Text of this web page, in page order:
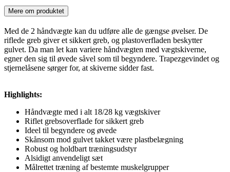
Mere om produktet
Med de 2 håndvægte kan du udføre alle de gængse øvelser. De
riflede greb giver et sikkert greb, og plastoverfladen beskytter
gulvet. Da man let kan variere håndvægten med vægtskiverne,
egner den sig til øvede såvel som til begyndere. Trapezgevindet og
stjernelåsene sørger for, at skiverne sidder fast.
Highlights:
Håndvægte med i alt 18/28 kg vægtskiver
Riflet grebsoverflade for sikkert greb
Ideel til begyndere og øvede
Skånsom mod gulvet takket være plastbelægning
Robust og holdbart træningsudstyr
Alsidigt anvendeligt sæt
Målrettet træning af bestemte muskelgrupper